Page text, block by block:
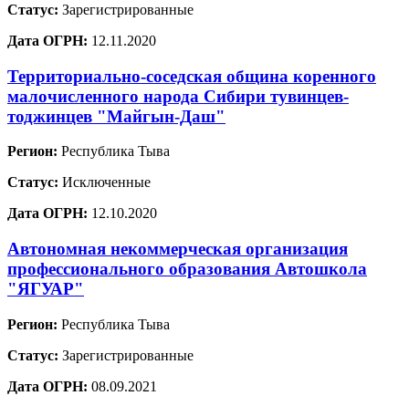
Статус: Зарегистрированные
Дата ОГРН: 12.11.2020
Территориально-соседская община коренного
малочисленного народа Сибири тувинцев-
тоджинцев "Майгын-Даш"
Регион: Республика Тыва
Статус: Исключенные
Дата ОГРН: 12.10.2020
Автономная некоммерческая организация
профессионального образования Автошкола
"ЯГУАР"
Регион: Республика Тыва
Статус: Зарегистрированные
Дата ОГРН: 08.09.2021